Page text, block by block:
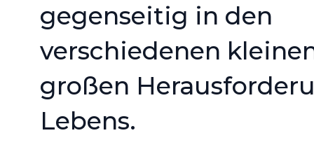
gegenseitig in den
verschiedenen
großen
Lebens.